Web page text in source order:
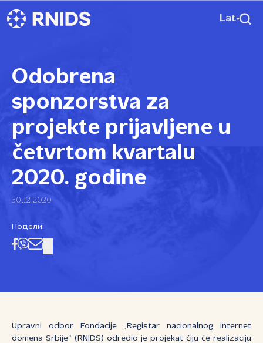
Lat
Odobrena
sponzorstva za
projekte prijavljene u
četvrtom kvartalu
2020. godine
30.12.2020
Подели:
Upravni odbor Fondacije „Registar nacionalnog internet
domena Srbije“ (RNIDS) odredio je projekat čiju će realizaciju